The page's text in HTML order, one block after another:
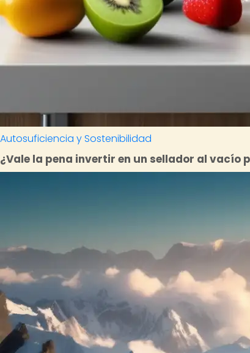
Autosuficiencia y Sostenibilidad
¿Vale la pena invertir en un sellador al vacío